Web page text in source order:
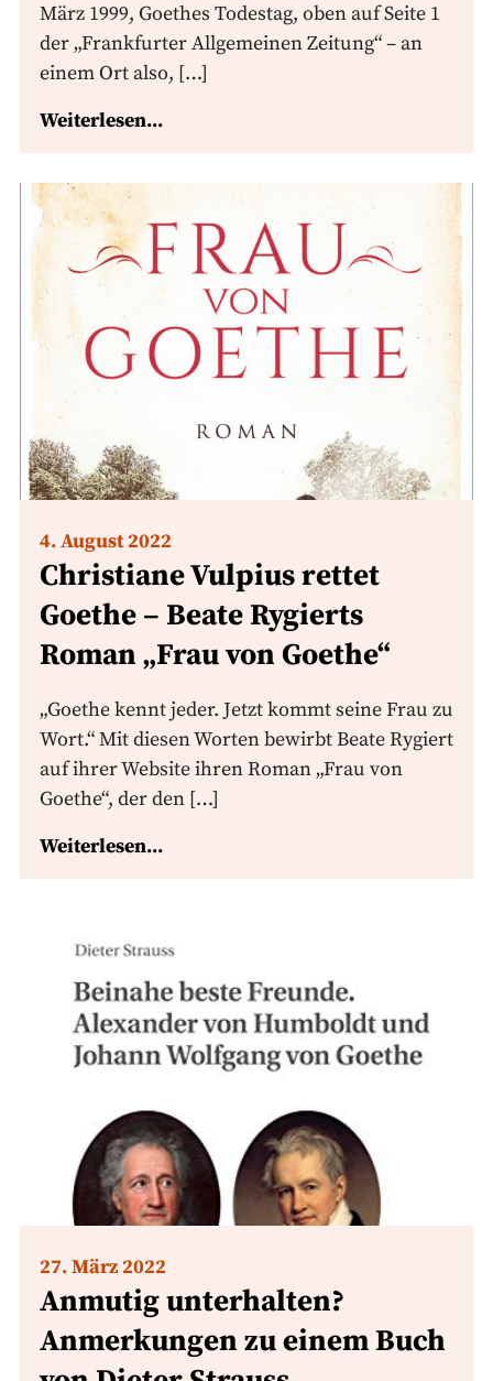
März 1999, Goethes Todestag, oben auf Seite 1
der „Frankfurter Allgemeinen Zeitung“ – an
einem Ort also, […]
Weiterlesen...
4. August 2022
Christiane Vulpius rettet
Goethe – Beate Rygierts
Roman „Frau von Goethe“
„Goethe kennt jeder. Jetzt kommt seine Frau zu
Wort.“ Mit diesen Worten bewirbt Beate Rygiert
auf ihrer Website ihren Roman „Frau von
Goethe“, der den […]
Weiterlesen...
27. März 2022
Anmutig unterhalten?
Anmerkungen zu einem Buch